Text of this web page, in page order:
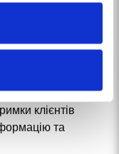
більше про наші
нас! Наша
клієнтів
та